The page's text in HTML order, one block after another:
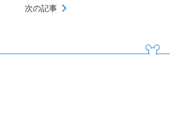
次の記事